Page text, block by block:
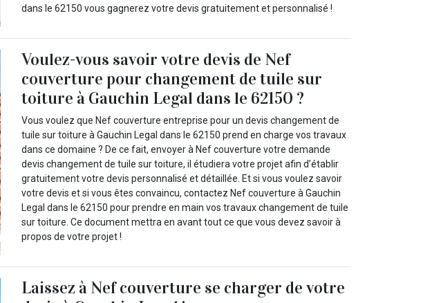
dans le 62150 vous gagnerez votre devis gratuitement et personnalisé !
Voulez-vous savoir votre devis de Nef
couverture pour changement de tuile sur
toiture à Gauchin Legal dans le 62150 ?
Vous voulez que Nef couverture entreprise pour un devis changement de
tuile sur toiture à Gauchin Legal dans le 62150 prend en charge vos travaux
dans ce domaine ? De ce fait, envoyer à Nef couverture votre demande
devis changement de tuile sur toiture, il étudiera votre projet afin d’établir
gratuitement votre devis personnalisé et détaillée. Et si vous voulez savoir
votre devis et si vous êtes convaincu, contactez Nef couverture à Gauchin
Legal dans le 62150 pour prendre en main vos travaux changement de tuile
sur toiture. Ce document mettra en avant tout ce que vous devez savoir à
propos de votre projet !
Laissez à Nef couverture se charger de votre